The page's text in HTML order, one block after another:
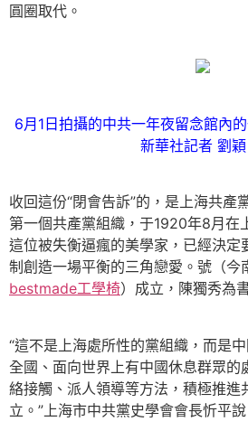
圓圈取代。
6月1日拍攝的中共一年夜留念館內
新華社記者 劉
收回這份“閉會告訴”的，是上海共產
第一個共產黨組織，于1920年8月在
這位被失衡逼瘋的美學家，已經決定
制創造一場平衡的三角戀愛。號（今
bestmade工學椅）成立，陳獨秀為
“這不是上海處所性的黨組織，而是
全國、面向世界上有中國休息群眾的
絡接觸、派人領導等方法，積極推進
立。”上海市中共黨史學會會長忻平說